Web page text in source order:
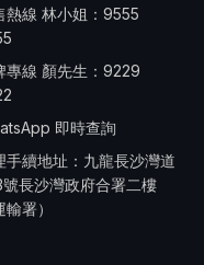
熱線 林小姐： 9555
專線 顏先生： 9229
即時查詢
手續地址：九龍長沙灣道
長沙灣政府合署二樓
輸署）